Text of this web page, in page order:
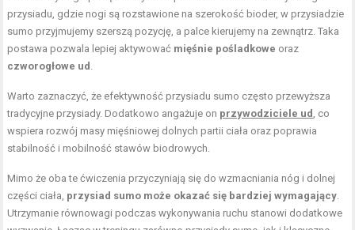
przysiadu, gdzie nogi są rozstawione na szerokość bioder, w przysiadzie
sumo przyjmujemy szerszą pozycję, a palce kierujemy na zewnątrz. Taka
postawa pozwala lepiej aktywować mięśnie pośladkowe oraz
czworogłowe ud .
Warto zaznaczyć, że efektywność przysiadu sumo często przewyższa
tradycyjne przysiady. Dodatkowo angażuje on przywodziciele ud , co
wspiera rozwój masy mięśniowej dolnych partii ciała oraz poprawia
stabilność i mobilność stawów biodrowych.
Mimo że oba te ćwiczenia przyczyniają się do wzmacniania nóg i dolnej
części ciała, przysiad sumo może okazać się bardziej wymagający.
Utrzymanie równowagi podczas wykonywania ruchu stanowi dodatkowe